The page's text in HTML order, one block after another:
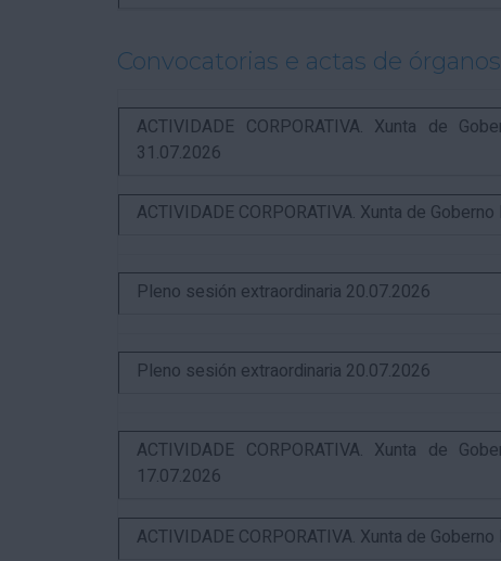
Convocatorias e actas de
ACTIVIDADE CORPORATIVA. Xunta de
31.07.2026
ACTIVIDADE CORPORATIVA. Xunta de
Pleno sesión extraordinaria 20.07.2026
Pleno sesión extraordinaria 20.07.2026
ACTIVIDADE CORPORATIVA. Xunta de
17.07.2026
ACTIVIDADE CORPORATIVA. Xunta de